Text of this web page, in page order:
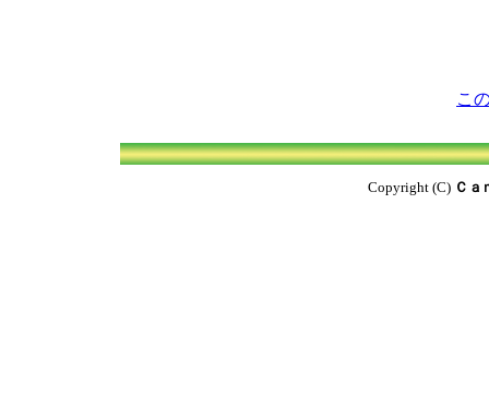
こ
Copyright (C) Ｃａ